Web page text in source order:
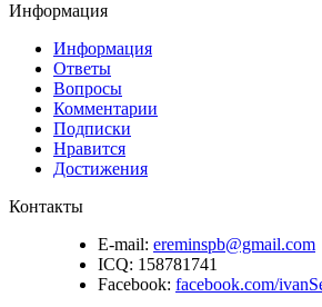
Информация
Информация
Ответы
Вопросы
Комментарии
Подписки
Нравится
Достижения
Контакты
E-mail: ereminspb@gmail.com
ICQ: 158781741
Facebook: facebook.com/